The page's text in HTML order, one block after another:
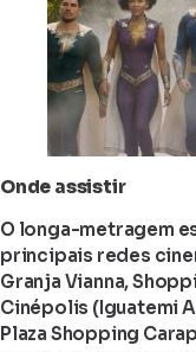
Onde assistir
O longa-metragem
principais redes
Granja Vianna,
Cinépolis (Iguatemi
Plaza Shopping